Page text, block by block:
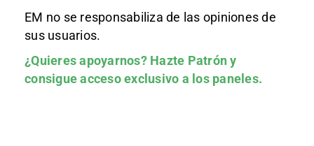
EM no se responsabiliza de las opiniones de
sus usuarios.
¿Quieres apoyarnos? Hazte Patróny
consigue acceso exclusivo a los paneles.